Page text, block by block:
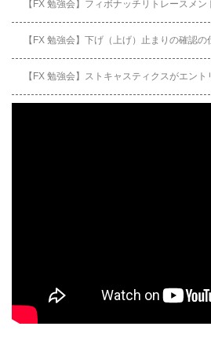
【FX 勉強会】フィボナッチリトレースメ
【FX 勉強会】下げ（上げ）止まりの確認の
【FX 勉強会】ストキャスティクスがエント